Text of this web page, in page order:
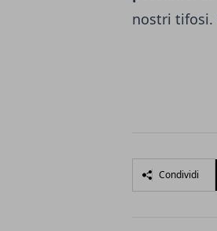
nostri tifosi.
Condividi